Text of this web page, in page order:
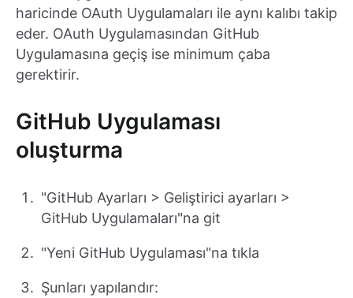
haricinde OAuth Uygulamaları ile aynı kalıbı takip
eder. OAuth Uygulamasından GitHub
Uygulamasına geçiş ise minimum çaba
gerektirir.
GitHub Uygulaması
oluşturma
"GitHub Ayarları > Geliştirici ayarları >
GitHub Uygulamaları"na git
"Yeni GitHub Uygulaması"na tıkla
Şunları yapılandır: